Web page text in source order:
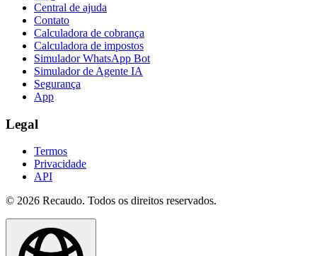
Central de ajuda
Contato
Calculadora de cobrança
Calculadora de impostos
Simulador WhatsApp Bot
Simulador de Agente IA
Segurança
App
Legal
Termos
Privacidade
API
© 2026 Recaudo. Todos os direitos reservados.